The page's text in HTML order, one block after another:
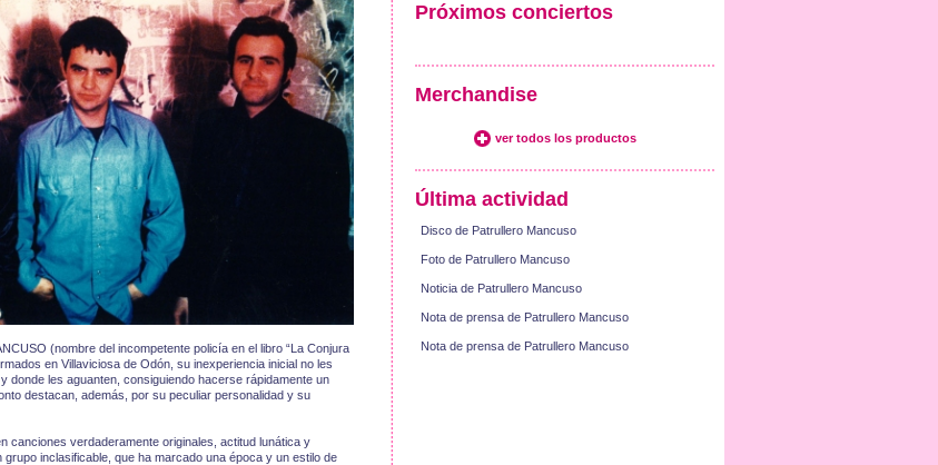
(nombre del incompetente policía en el libro “La Conjura
en Villaviciosa de Odón, su inexperiencia inicial no les
donde les aguanten, consiguiendo hacerse rápidamente un
destacan, además, por su peculiar personalidad y su
canciones verdaderamente originales, actitud lunática y
inclasificable, que ha marcado una época y un estilo de
Próximos conciertos
Merchandise
ver todos los productos
Última actividad
Disco de Patrullero Mancuso
Foto de Patrullero Mancuso
Noticia de Patrullero Mancuso
Nota de prensa de Patrullero Mancuso
Nota de prensa de Patrullero Mancuso